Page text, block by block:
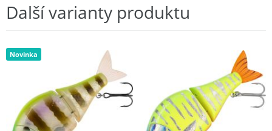
Další varianty produktu
Novinka